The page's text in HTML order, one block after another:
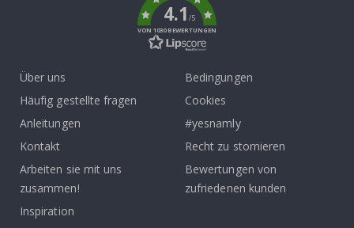
4.1/5
VON 1030 BEWERTUNGEN
Über uns
Häufig gestellte fragen
Anleitungen
Kontakt
Arbeiten sie mit uns
zusammen!
Inspiration
Bedingungen
Cookies
#yesnamly
Recht zu stornieren
Bewertungen von
zufriedenen kunden